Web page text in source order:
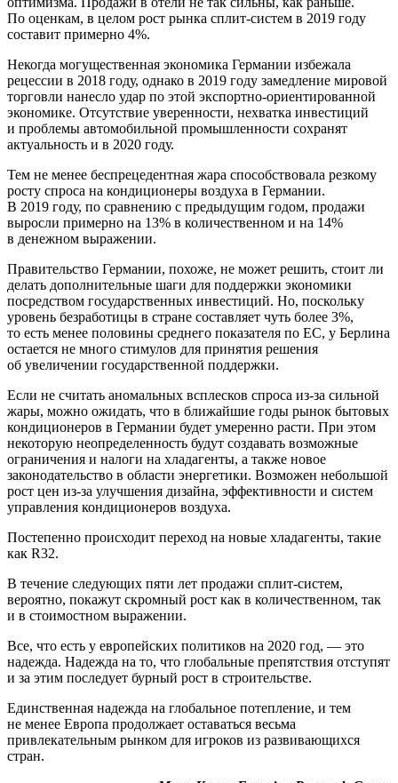
По оценкам, в целом рост рынка сплит-систем в 2019 году
составит примерно 4%.
Некогда могущественная экономика Германии избежала
рецессии в 2018 году, однако в 2019 году замедление мировой
торговли нанесло удар по этой экспортно-ориентированной
экономике. Отсутствие уверенности, нехватка инвестиций
и проблемы автомобильной промышленности сохранят
актуальность и в 2020 году.
Тем не менее беспрецедентная жара способствовала резкому
росту спроса на кондиционеры воздуха в Германии.
В 2019 году, по сравнению с предыдущим годом, продажи
выросли примерно на 13% в количественном и на 14%
в денежном выражении.
Правительство Германии, похоже, не может решить, стоит ли
делать дополнительные шаги для поддержки экономики
посредством государственных инвестиций. Но, поскольку
уровень безработицы в стране составляет чуть более 3%,
то есть менее половины среднего показателя по ЕС, у Берлина
остается не много стимулов для принятия решения
об увеличении государственной поддержки.
Если не считать аномальных всплесков спроса из-за сильной
жары, можно ожидать, что в ближайшие годы рынок бытовых
кондиционеров в Германии будет умеренно расти. При этом
некоторую неопределенность будут создавать возможные
ограничения и налоги на хладагенты, а также новое
законодательство в области энергетики. Возможен небольшой
рост цен из-за улучшения дизайна, эффективности и систем
управления кондиционеров воздуха.
Постепенно происходит переход на новые хладагенты, такие
как R32.
В течение следующих пяти лет продажи сплит-систем,
вероятно, покажут скромный рост как в количественном, так
и в стоимостном выражении.
Все, что есть у европейских политиков на 2020 год, — ​это
надежда. Надежда на то, что глобальные препятствия отступят
и за этим последует бурный рост в строительстве.
Единственная надежда на глобальное потепление, и тем
не менее Европа продолжает оставаться весьма
привлекательным рынком для игроков из развивающихся
стран.